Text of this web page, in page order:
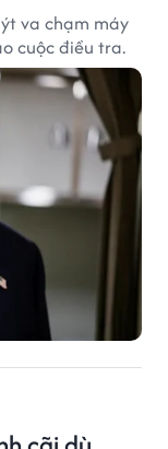
va chạm máy
cuộc điều tra.